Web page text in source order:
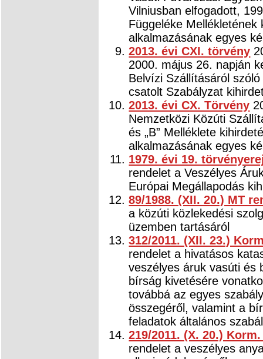
Vilniusban elfogadott,
Függeléke
alkalmazásának egyes
2013. évi CXI. törvény
2000. május 26. napján
Belvízi Szállításáról
csatolt Szabályzat
2013. évi CX. Törvény
Nemzetközi Közúti
és „B” Melléklete
alkalmazásának egyes
1979. évi 19.
rendelet a Veszélyes
Európai Megállapodás
89/1988. (XII. 20.) MT
a közúti közlekedési
üzemben tartásáról
312/2011. (XII. 23.)
rendelet a hivatásos
veszélyes áruk vasúti és
bírság kivetésére
továbbá az egyes
összegéről, valamint a
feladatok általános
219/2011. (X. 20.)
rendelet a veszélyes